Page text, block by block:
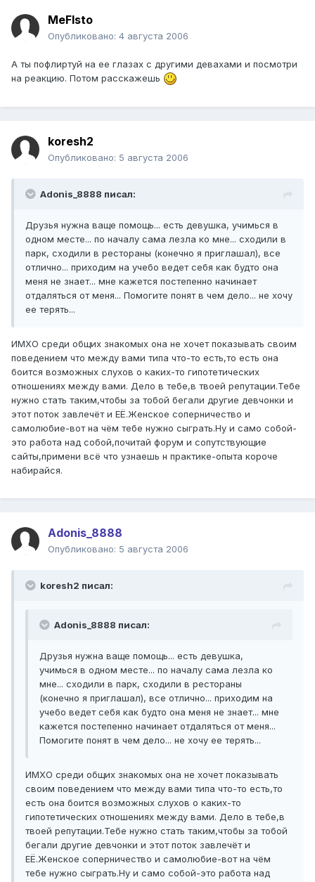
MeFIsto
Опубликовано: 4 августа 2006
А ты пофлиртуй на ее глазах с другими девахами и посмотри
на реакцию. Потом расскажешь
koresh2
Опубликовано: 5 августа 2006
Adonis_8888 писал:
Друзья нужна ваще помощь... есть девушка, учимься в
одном месте... по началу сама лезла ко мне... сходили в
парк, сходили в рестораны (конечно я приглашал), все
отлично... приходим на учебо ведет себя как будто она
меня не знает... мне кажется постепенно начинает
отдаляться от меня... Помогите понят в чем дело... не хочу
ее терять...
ИМХО среди общих знакомых она не хочет показывать своим
поведением что между вами типа что-то есть,то есть она
боится возможных слухов о каких-то гипотетических
отношениях между вами. Дело в тебе,в твоей репутации.Тебе
нужно стать таким,чтобы за тобой бегали другие девчонки и
этот поток завлечёт и ЕЁ.Женское соперничество и
самолюбие-вот на чём тебе нужно сыграть.Ну и само собой-
это работа над собой,почитай форум и сопутствующие
сайты,примени всё что узнаешь н практике-опыта короче
набирайся.
Adonis_8888
Опубликовано: 5 августа 2006
koresh2 писал:
Adonis_8888 писал:
Друзья нужна ваще помощь... есть девушка,
учимься в одном месте... по началу сама лезла ко
мне... сходили в парк, сходили в рестораны
(конечно я приглашал), все отлично... приходим на
учебо ведет себя как будто она меня не знает... мне
кажется постепенно начинает отдаляться от меня...
Помогите понят в чем дело... не хочу ее терять...
ИМХО среди общих знакомых она не хочет показывать
своим поведением что между вами типа что-то есть,то
есть она боится возможных слухов о каких-то
гипотетических отношениях между вами. Дело в тебе,в
твоей репутации.Тебе нужно стать таким,чтобы за тобой
бегали другие девчонки и этот поток завлечёт и
ЕЁ.Женское соперничество и самолюбие-вот на чём
тебе нужно сыграть.Ну и само собой-это работа над